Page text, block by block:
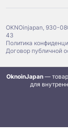
OKNOinjapan, 930-
43
Политика
Договор публичной
OknoinJapan —
для